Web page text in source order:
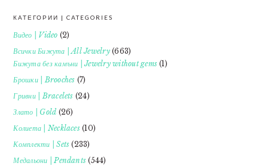
FOOTER
КАТЕГОРИИ | CATEGORIES
Видео | Video (2)
Всички Бижута | All Jewelry(663)
Бижута без камъни | Jewelry without gems (1)
Брошки | Brooches (7)
Гривни | Bracelets (24)
Злато | Gold (26)
Колиета | Necklaces(10)
Комплекти | Sets (233)
Медальони | Pendants (544)